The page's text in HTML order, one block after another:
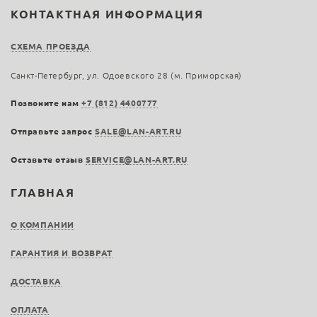
ГЛАВНАЯ
О КОМПАНИИ
ГАРАНТИЯ И ВОЗВРАТ
ДОСТАВКА
ОПЛАТА
КОНТАКТНАЯ ИНФОРМАЦИЯ
СХЕМА ПРОЕЗДА
Санкт-Петербург, ул. Одоевского 28 (м. Приморская)
Позвоните нам+7 (812) 4400777
Отправьте запросSALE@LAN-ART.RU
Оставьте отзыв SERVICE@LAN-ART.RU